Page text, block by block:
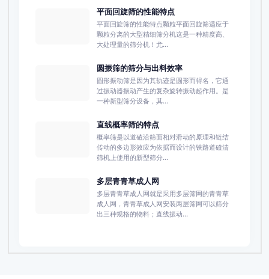
平面回旋筛的性能特点
平面回旋筛的性能特点颗粒平面回旋筛适应于
颗粒分离的大型精细筛分机这是一种精度高、
大处理量的筛分机！尤...
圆振筛的筛分与出料效率
圆形振动筛是因为其轨迹是圆形而得名，它通
过振动器振动产生的复杂旋转振动起作用。是
一种新型筛分设备，其...
直线概率筛的特点
概率筛是以道碴沿筛面相对滑动的原理和链结
传动的多边形效应为依据而设计的铁路道碴清
筛机上使用的新型筛分...
多层青青草成人网
多层青青草成人网就是采用多层筛网的青青草
成人网，青青草成人网安装两层筛网可以筛分
出三种规格的物料；直线振动...